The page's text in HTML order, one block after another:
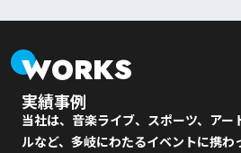
WORKS
実績事例
当社は、音楽ライブ、スポーツ、アー
ルなど、多岐にわたるイベントに携わ